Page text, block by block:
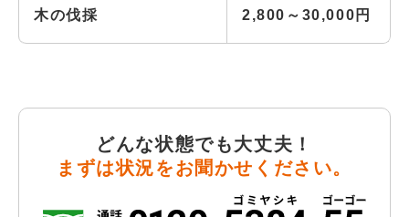
木の伐採 2,800～30,000円
どんな状態でも大丈夫！
まずは状況をお聞かせください。